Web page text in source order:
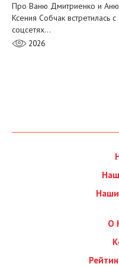
Про Ваню Дмитриенко и Аню
Ксения Собчак встретилась
соцсетях…
2026
О